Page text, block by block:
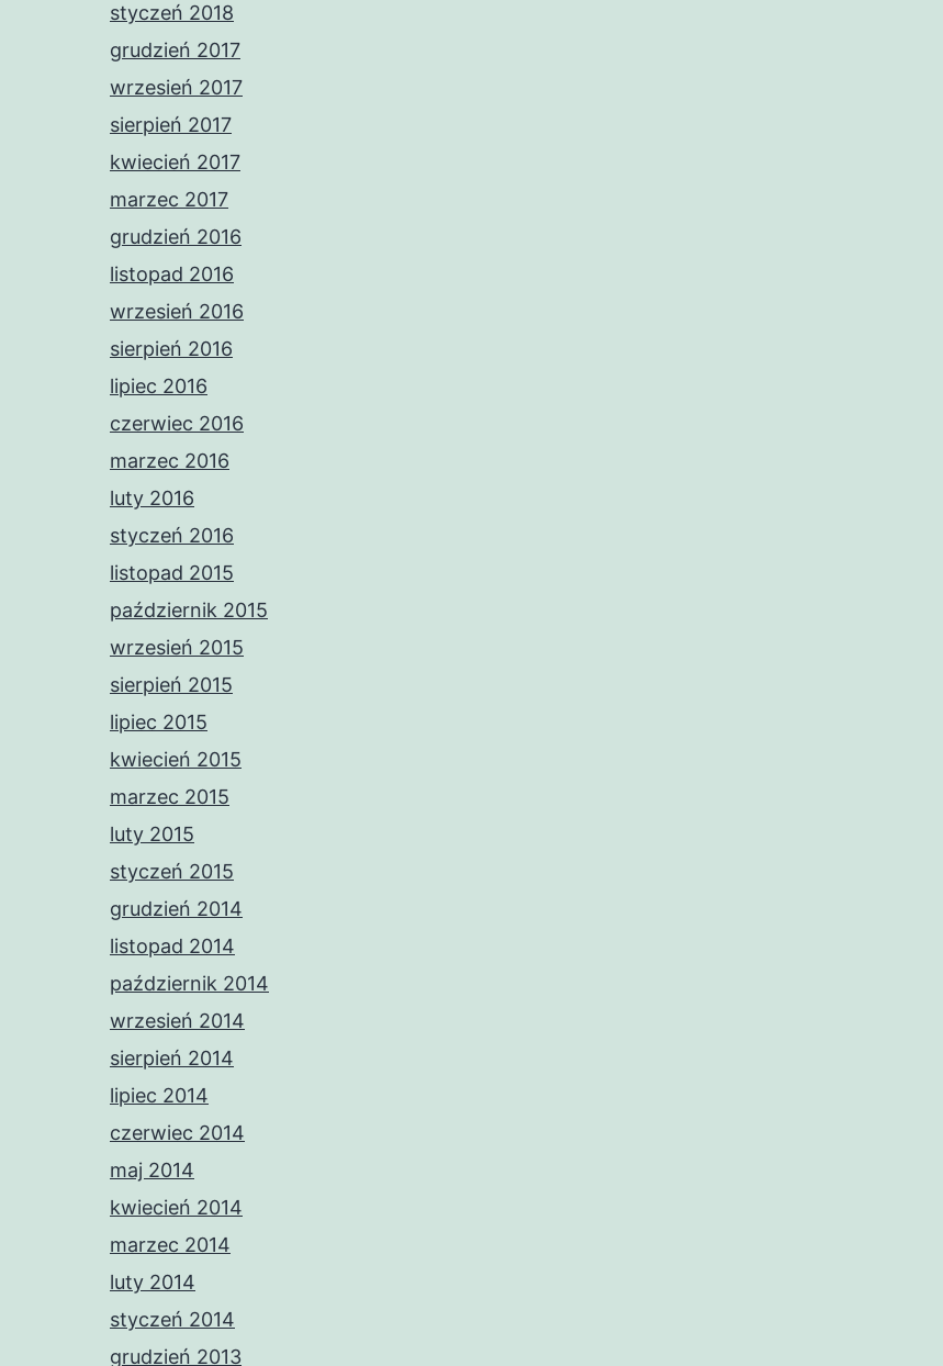
styczeń 2018
grudzień 2017
wrzesień 2017
sierpień 2017
kwiecień 2017
marzec 2017
grudzień 2016
listopad 2016
wrzesień 2016
sierpień 2016
lipiec 2016
czerwiec 2016
marzec 2016
luty 2016
styczeń 2016
listopad 2015
październik 2015
wrzesień 2015
sierpień 2015
lipiec 2015
kwiecień 2015
marzec 2015
luty 2015
styczeń 2015
grudzień 2014
listopad 2014
październik 2014
wrzesień 2014
sierpień 2014
lipiec 2014
czerwiec 2014
maj 2014
kwiecień 2014
marzec 2014
luty 2014
styczeń 2014
grudzień 2013